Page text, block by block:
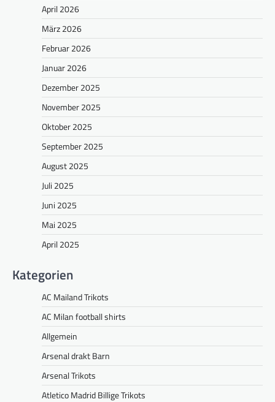
April 2026
März 2026
Februar 2026
Januar 2026
Dezember 2025
November 2025
Oktober 2025
September 2025
August 2025
Juli 2025
Juni 2025
Mai 2025
April 2025
Kategorien
AC Mailand Trikots
AC Milan football shirts
Allgemein
Arsenal drakt Barn
Arsenal Trikots
Atletico Madrid Billige Trikots